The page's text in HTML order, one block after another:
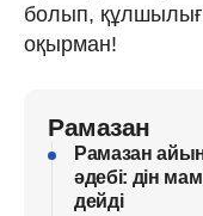
болып,
оқырман!
Рамазан
Рамазан
әдебі: дін
дейді